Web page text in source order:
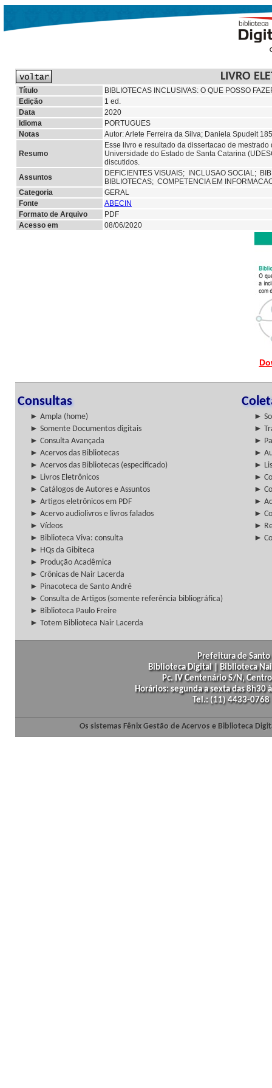
LIVRO
Título
BIBLIOTECAS INCLUSIVAS: O QUE POSSO
Edição
1 ed.
Data
2020
Idioma
PORTUGUES
Notas
Autor: Arlete Ferreira da Silva; Daniela Spudeit
Resumo
Esse livro e resultado da dissertacao de
Universidade do Estado de Santa Catarina
discutidos.
Assuntos
DEFICIENTES VISUAIS; INCLUSAO SOCIAL;
BIBLIOTECAS; COMPETENCIA EM
Categoria
GERAL
Fonte
ABECIN
Formato de Arquivo
PDF
Acesso em
08/06/2020
Consultas
► Ampla (home)
►
► Somente Documentos digitais
►
► Consulta Avançada
►
► Acervos das Bibliotecas
►
► Acervos das Bibliotecas (especificado)
►
► Livros Eletrônicos
►
► Catálogos de Autores e Assuntos
►
► Artigos eletrônicos em PDF
►
► Acervo audiolivros e livros falados
►
► Vídeos
►
► Biblioteca Viva: consulta
►
► HQs da Gibiteca
► Produção Acadêmica
► Crônicas de Nair Lacerda
► Pinacoteca de Santo André
► Consulta de Artigos (somente referência bibliográfica)
► Biblioteca Paulo Freire
► Totem Biblioteca Nair Lacerda
Prefeitura de
Biblioteca Digital | Biblioteca
Pc. IV Centenário S/N,
Horários: segunda a sexta das
Tel.: (11) 4433-
Os sistemas Fênix Gestão de Acervos e Biblioteca